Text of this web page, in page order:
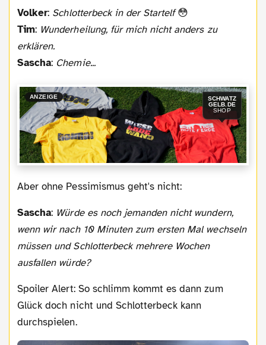
Volker: Schlotterbeck in der Startelf😳
Tim: Wunderheilung, für mich nicht anders zu
erklären.
Sascha: Chemie...
ANZEIGE
SCHWATZ
GELB.DE
SHOP
Aber ohne Pessimismus geht's nicht:
Sascha: Würde es noch jemanden nicht wundern,
wenn wir nach 10 Minuten zum ersten Mal wechseln
müssen und Schlotterbeck mehrere Wochen
ausfallen würde?
Spoiler Alert: So schlimm kommt es dann zum
Glück doch nicht und Schlotterbeck kann
durchspielen.